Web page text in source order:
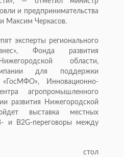
и предпринимательства
Максим Черкасов.
эксперты регионального
Фонда развития
области,
для поддержки
«ГосМФО», Инновационно-
агропромышленного
развития Нижегородской
выставка местных
и B2G-переговоры между
стол